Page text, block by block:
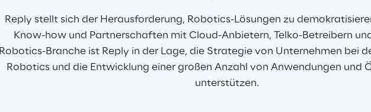
Reply stellt sich der Herausforderung, Robotics-Lösungen zu
Know-how und Partnerschaften mit Cloud-Anbietern, Telko-Betreibern
Robotics-Branche ist Reply in der Lage, die Strategie von Unternehmen bei
Robotics und die Entwicklung einer großen Anzahl von Anwendungen und
unterstützen.